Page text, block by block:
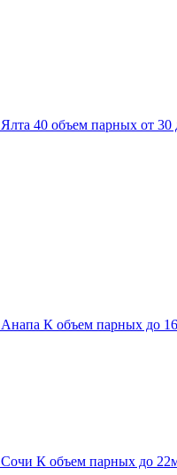
Ялта 40 объем парных от 30
Анапа К объем парных до
Сочи К объем парных до